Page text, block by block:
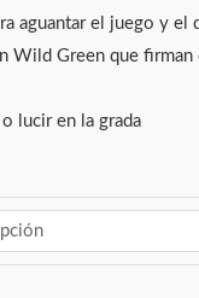
aguantar el juego y el
Wild Green que firman
lucir en la grada